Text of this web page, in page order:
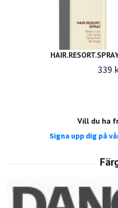
Vill du ha
Signa upp dig på
339